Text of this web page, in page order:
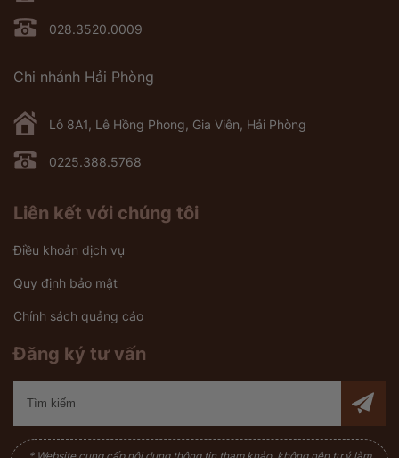
028.3520.0009
Chi nhánh Hải Phòng
Lô 8A1, Lê Hồng Phong, Gia Viên, Hải Phòng
0225.388.5768
Liên kết với chúng tôi
Điều khoản dịch vụ
Quy định bảo mật
Chính sách quảng cáo
Đăng ký tư vấn